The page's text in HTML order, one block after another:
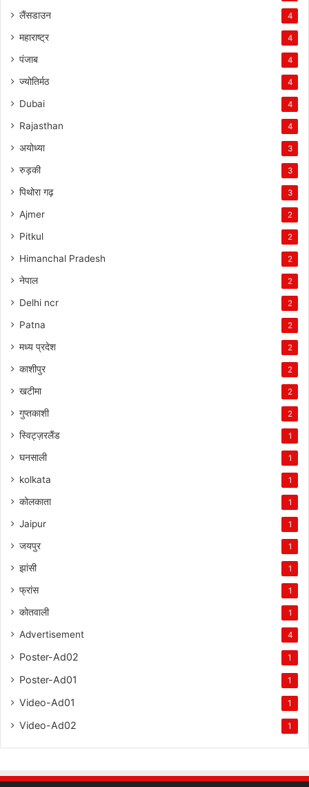
लैंसडाउन 4
महाराष्ट्र 4
पंजाब 4
ज्योतिर्मठ 4
Dubai 4
Rajasthan 4
अयोध्या 3
रुड़की 3
पिथोरा गढ़ 3
Ajmer 2
Pitkul 2
Himanchal Pradesh 2
नेपाल 2
Delhi ncr 2
Patna 2
मध्य प्रदेश 2
काशीपुर 2
खटीमा 2
गुप्तकाशी 2
स्विट्ज़रलैंड 1
घनसाली 1
kolkata 1
कोलकाता 1
Jaipur 1
जयपुर 1
झांसी 1
फ्रांस 1
कोतवाली 1
Advertisement 4
Poster-Ad02 1
Poster-Ad01 1
Video-Ad01 1
Video-Ad02 1